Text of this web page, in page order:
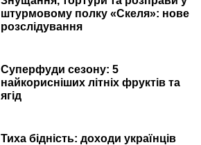
штурмовому полку «Скеля»: нове
розслідування
Суперфуди сезону: 5
найкорисніших літніх фруктів та
ягід
Тиха бідність: доходи українців